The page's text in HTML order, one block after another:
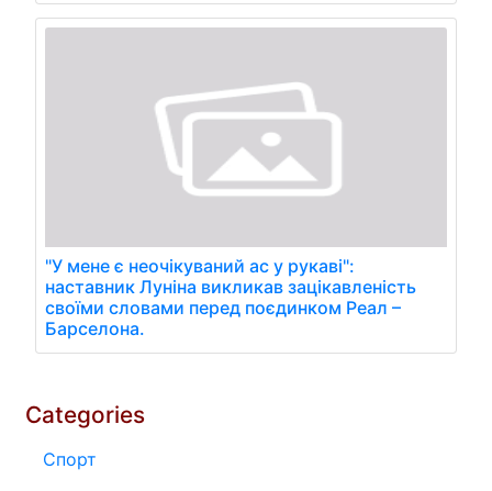
"У мене є неочікуваний ас у рукаві":
наставник Луніна викликав зацікавленість
своїми словами перед поєдинком Реал –
Барселона.
Categories
Спорт